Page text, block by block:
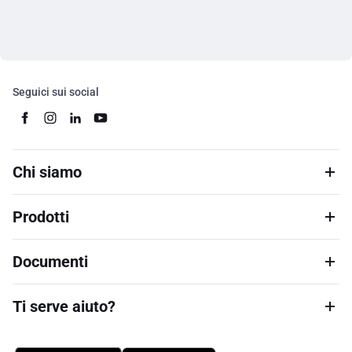
Seguici sui social
Chi siamo
Prodotti
Documenti
Ti serve aiuto?